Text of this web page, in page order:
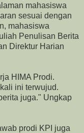
mahasiswa
sesuai dengan
mahasiswa
Penulisan Berita
Direktur Harian
HIMA Prodi.
ini terwujud.
juga." Ungkap
prodi KPI juga